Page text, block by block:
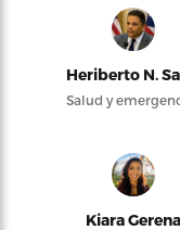
Heriberto N.
Salud y
Kiara Gerena